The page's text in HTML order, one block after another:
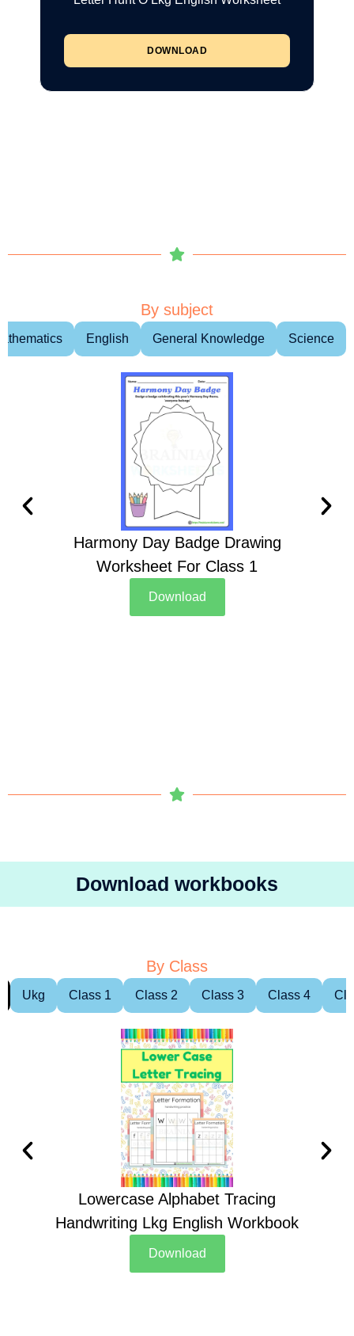
DOWNLOAD
By subject
English General Knowledge Science
Harmony Day Badge Drawing
Worksheet For Class 1
Download
Download workbooks
By Class
Ukg Class 1 Class 2 Class 3 Class 4
Lowercase Alphabet Tracing
Handwriting Lkg English Workbook
Download